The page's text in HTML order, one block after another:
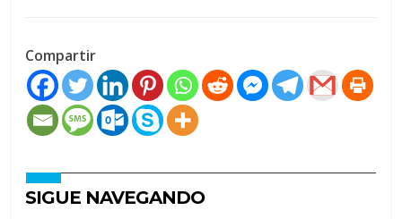
Compartir
SIGUE NAVEGANDO